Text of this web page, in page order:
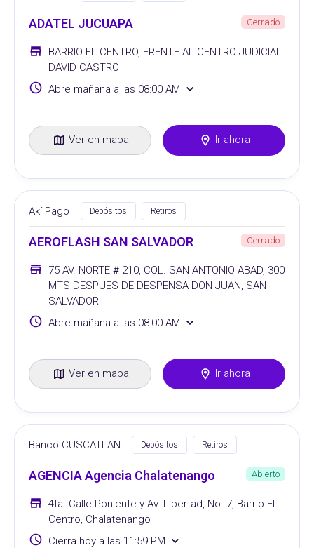
ADATEL JUCUAPA Cerrado
BARRIO EL CENTRO, FRENTE AL CENTRO JUDICIAL
DAVID CASTRO
Abre mañana a las 08:00 AM
Ver en mapa Ir ahora
Akí Pago Depósitos Retiros
AEROFLASH SAN SALVADOR Cerrado
75 AV. NORTE # 210, COL. SAN ANTONIO ABAD, 300
MTS DESPUES DE DESPENSA DON JUAN, SAN
SALVADOR
Abre mañana a las 08:00 AM
Ver en mapa Ir ahora
Banco CUSCATLAN Depósitos Retiros
AGENCIA Agencia Chalatenango Abierto
4ta. Calle Poniente y Av. Libertad, No. 7, Barrio El
Centro, Chalatenango
Cierra hoy a las 11:59 PM